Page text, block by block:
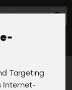
Targeting
Internet-
nicht